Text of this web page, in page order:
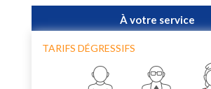
À votre service
TARIFS DÉGRESSIFS